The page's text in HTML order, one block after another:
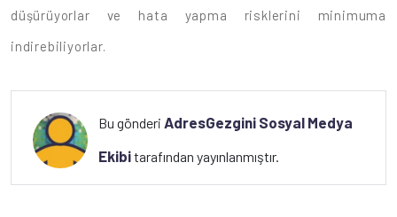
düşürüyorlar ve hata yapma risklerini minimuma
indirebiliyorlar.
Bu gönderiAdresGezgini Sosyal Medya
Ekibitarafından yayınlanmıştır.